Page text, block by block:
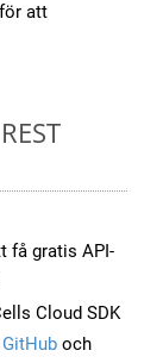
för att
få gratis API-
Cloud SDK
och